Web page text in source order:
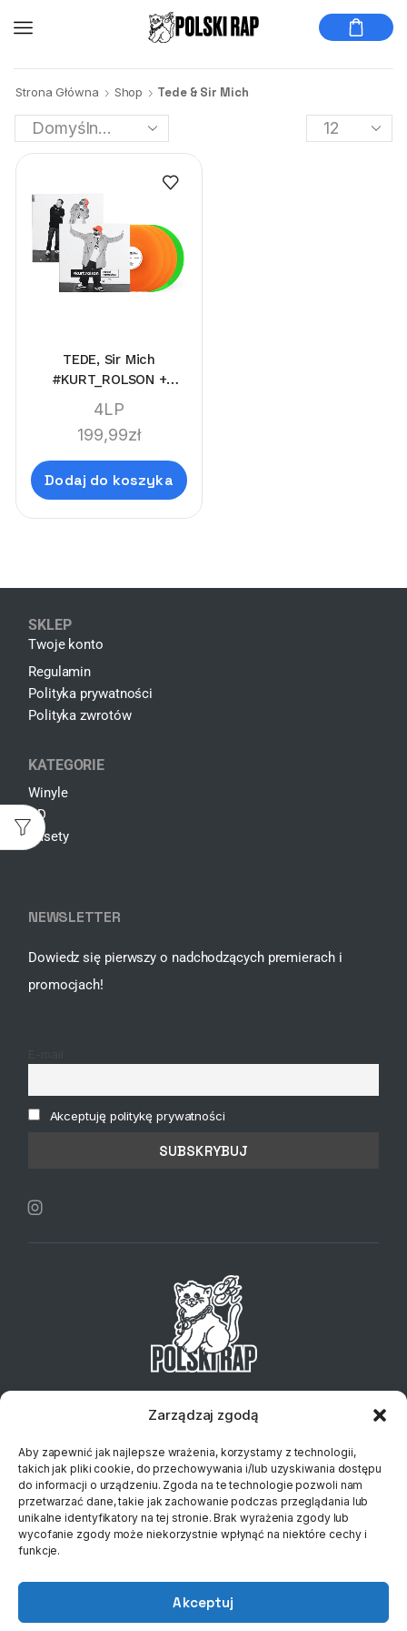
Zarządzaj zgodą
Aby zapewnić jak najlepsze wrażenia, korzystamy z technologii,
takich jak pliki cookie, do przechowywania i/lub uzyskiwania dostępu
do informacji o urządzeniu. Zgoda na te technologie pozwoli nam
przetwarzać dane, takie jak zachowanie podczas przeglądania lub
unikalne identyfikatory na tej stronie. Brak wyrażenia zgody lub
wycofanie zgody może niekorzystnie wpłynąć na niektóre cechy i
funkcje.
Akceptuj
Strona Główna Shop Tede & Sir Mich
TEDE, Sir Mich
#KURT_ROLSON +
#KURORT_ROLSON
(LIMI'TEDE'DITION DELUXE
BOX)
4LP
199,99zł
Dodaj do koszyka
SKLEP
Twoje konto
Regulamin
Polityka prywatności
Polityka zwrotów
KATEGORIE
Winyle
CD
Kasety
NEWSLETTER
Dowiedz się pierwszy o nadchodzących premierach i
promocjach!
Akceptuję politykę prywatności
+48 734 127 837 Email: sklep@klubplytowy.pl
© 2023 Polski Rap